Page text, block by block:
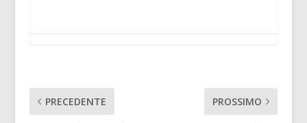
PRECEDENTE PROSSIMO